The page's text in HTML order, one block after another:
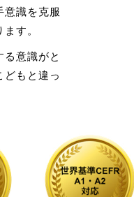
意識を克服
す。
意識がと
どもと違っ